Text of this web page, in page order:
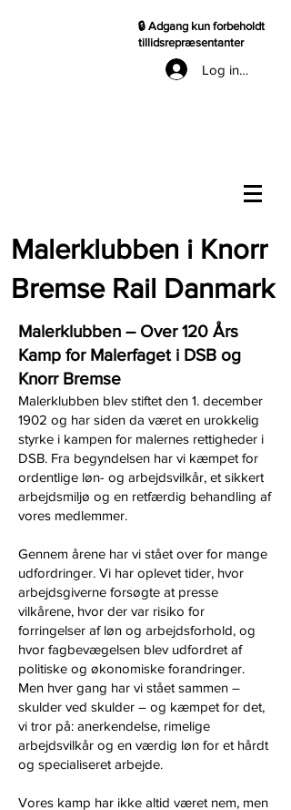
🔒 Adgang kun forbeholdt
tillidsrepræsentanter
Log ind til TR
Malerklubben i Knorr
Bremse Rail Danmark
Malerklubben – Over 120 Års
Kamp for Malerfaget i DSB og
Knorr Bremse​
Malerklubben blev stiftet den 1. december
1902 og har siden da været en urokkelig
styrke i kampen for malernes rettigheder i
DSB. Fra begyndelsen har vi kæmpet for
ordentlige løn- og arbejdsvilkår, et sikkert
arbejdsmiljø og en retfærdig behandling af
vores medlemmer.
Gennem årene har vi stået over for mange
udfordringer. Vi har oplevet tider, hvor
arbejdsgiverne forsøgte at presse
vilkårene, hvor der var risiko for
forringelser af løn og arbejdsforhold, og
hvor fagbevægelsen blev udfordret af
politiske og økonomiske forandringer.
Men hver gang har vi stået sammen –
skulder ved skulder – og kæmpet for det,
vi tror på: anerkendelse, rimelige
arbejdsvilkår og en værdig løn for et hårdt
og specialiseret arbejde.
Vores kamp har ikke altid været nem, men